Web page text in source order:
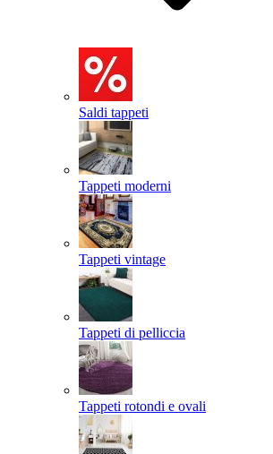
Saldi tappeti
Tappeti moderni
Tappeti vintage
Tappeti di pelliccia
Tappeti rotondi e ovali